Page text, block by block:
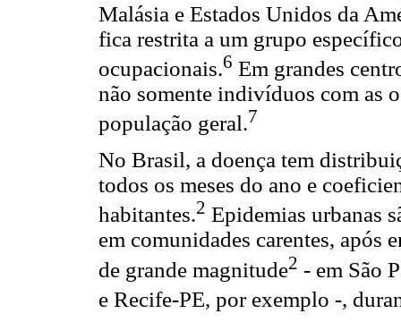
Malásia e Estados Unidos da
fica restrita a um grupo
ocupacionais.6 Em grandes
não somente indivíduos com as
população geral.7
No Brasil, a doença tem
todos os meses do ano e
habitantes.2 Epidemias urbanas
em comunidades carentes, após
de grande magnitude2 - em São
e Recife-PE, por exemplo -,